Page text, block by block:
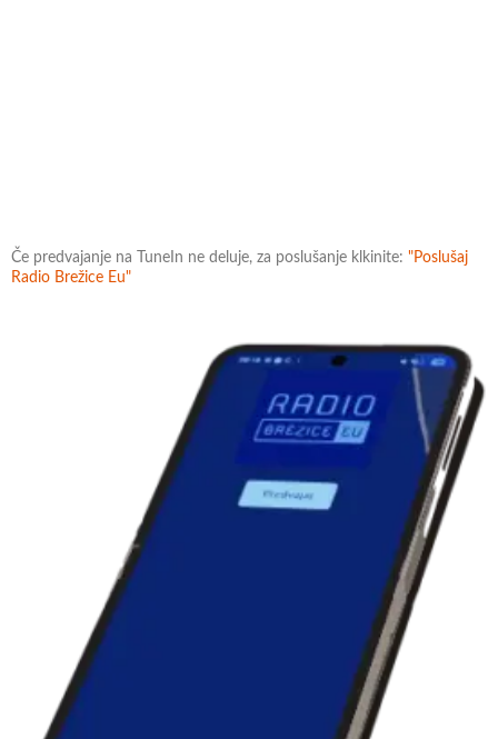
Če predvajanje na TuneIn ne deluje, za poslušanje klkinite: "Poslušaj
Radio Brežice Eu"